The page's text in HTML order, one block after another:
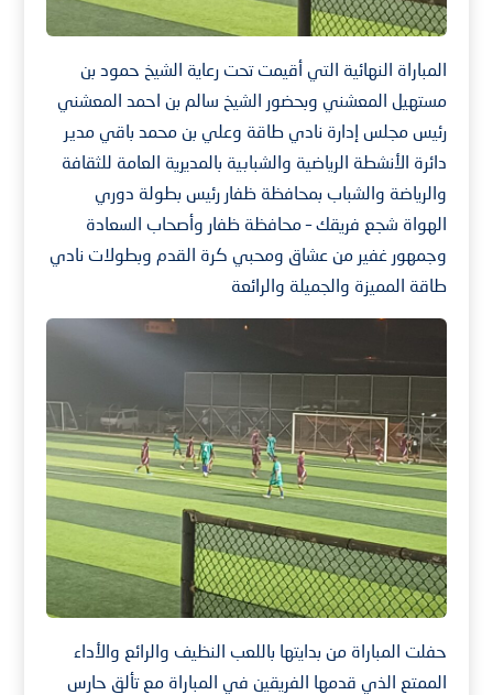
المباراة النهائية التي أقيمت تحت رعاية الشيخ حمود بن
مستهيل المعشني وبحضور الشيخ سالم بن احمد المعشني
رئيس مجلس إدارة نادي طاقة وعلي بن محمد باقي مدير
دائرة الأنشطة الرياضية والشبابية بالمديرية العامة للثقافة
والرياضة والشباب بمحافظة ظفار رئيس بطولة دوري
الهواة شجع فريقك – محافظة ظفار وأصحاب السعادة
وجمهور غفير من عشاق ومحبي كرة القدم وبطولات نادي
طاقة المميزة والجميلة والرائعة
حفلت المباراة من بدايتها باللعب النظيف والرائع والأداء
الممتع الذي قدمها الفريقين في المباراة مع تألق حارس